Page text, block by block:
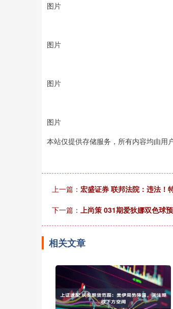
图片
图片
图片
图片
本站仅提供存储服务，所有内容均由用
上一篇： 宏盛证券 联邦法院：违法！
下一篇： 上尚策 031期爱狄娜双色球
相关文章